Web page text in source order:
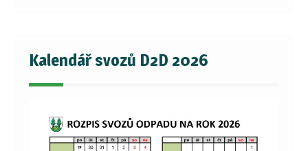
Kalendář svozů D2D 2026